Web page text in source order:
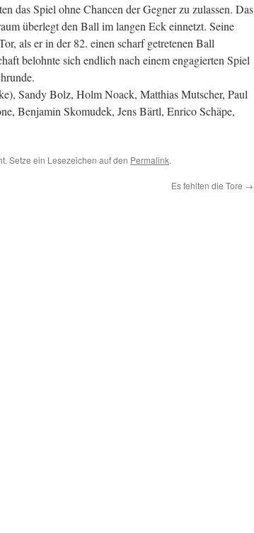
das Spiel ohne Chancen der Gegner zu zulassen. Das
überlegt den Ball im langen Eck einnetzt. Seine
als er in der 82. einen scharf getretenen Ball
belohnte sich endlich nach einem engagierten Spiel
Sandy Bolz, Holm Noack, Matthias Mutscher, Paul
Benjamin Skomudek, Jens Bärtl, Enrico Schäpe,
Setze ein Lesezeichen auf den Permalink.
Es fehlten die Tore →